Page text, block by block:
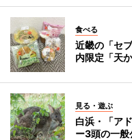
食べる
近畿の「セ
内限定「天
見る・遊ぶ
白浜・「ア
ー3頭の一般